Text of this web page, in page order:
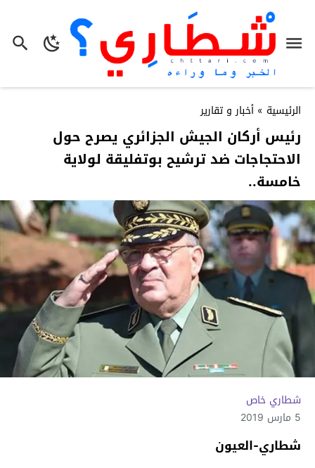
الرئيسية » أخبار و تقارير
رئيس أركان الجيش الجزائري يصرح حول
الاحتجاجات ضد ترشيح بوتفليقة لولاية
خامسة..
شطاري خاص
5 مارس 2019
شطاري-العيون